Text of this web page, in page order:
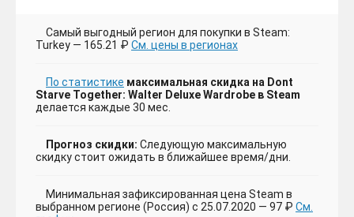
Самый выгодный регион для покупки в Steam:
Turkey — 165.21 ₽ См. цены в регионах
По статистике максимальная скидка на Dont
Starve Together: Walter Deluxe Wardrobe в Steam
делается каждые 30 мес.
Прогноз скидки: Следующую максимальную
скидку стоит ожидать в ближайшее время/дни.
Минимальная зафиксированная цена Steam в
выбранном регионе (Россия) с 25.07.2020 — 97 ₽ См.